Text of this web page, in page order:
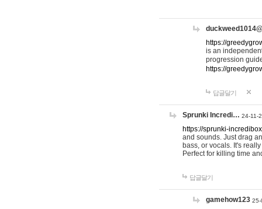
https://
is an
progression
https://
답글달기
Sprunki Incredi… 24-11-
https://sprunki-
and sounds. Just drag
bass, or vocals. It's
Perfect for killing time
답글달기
gamehow123 25-